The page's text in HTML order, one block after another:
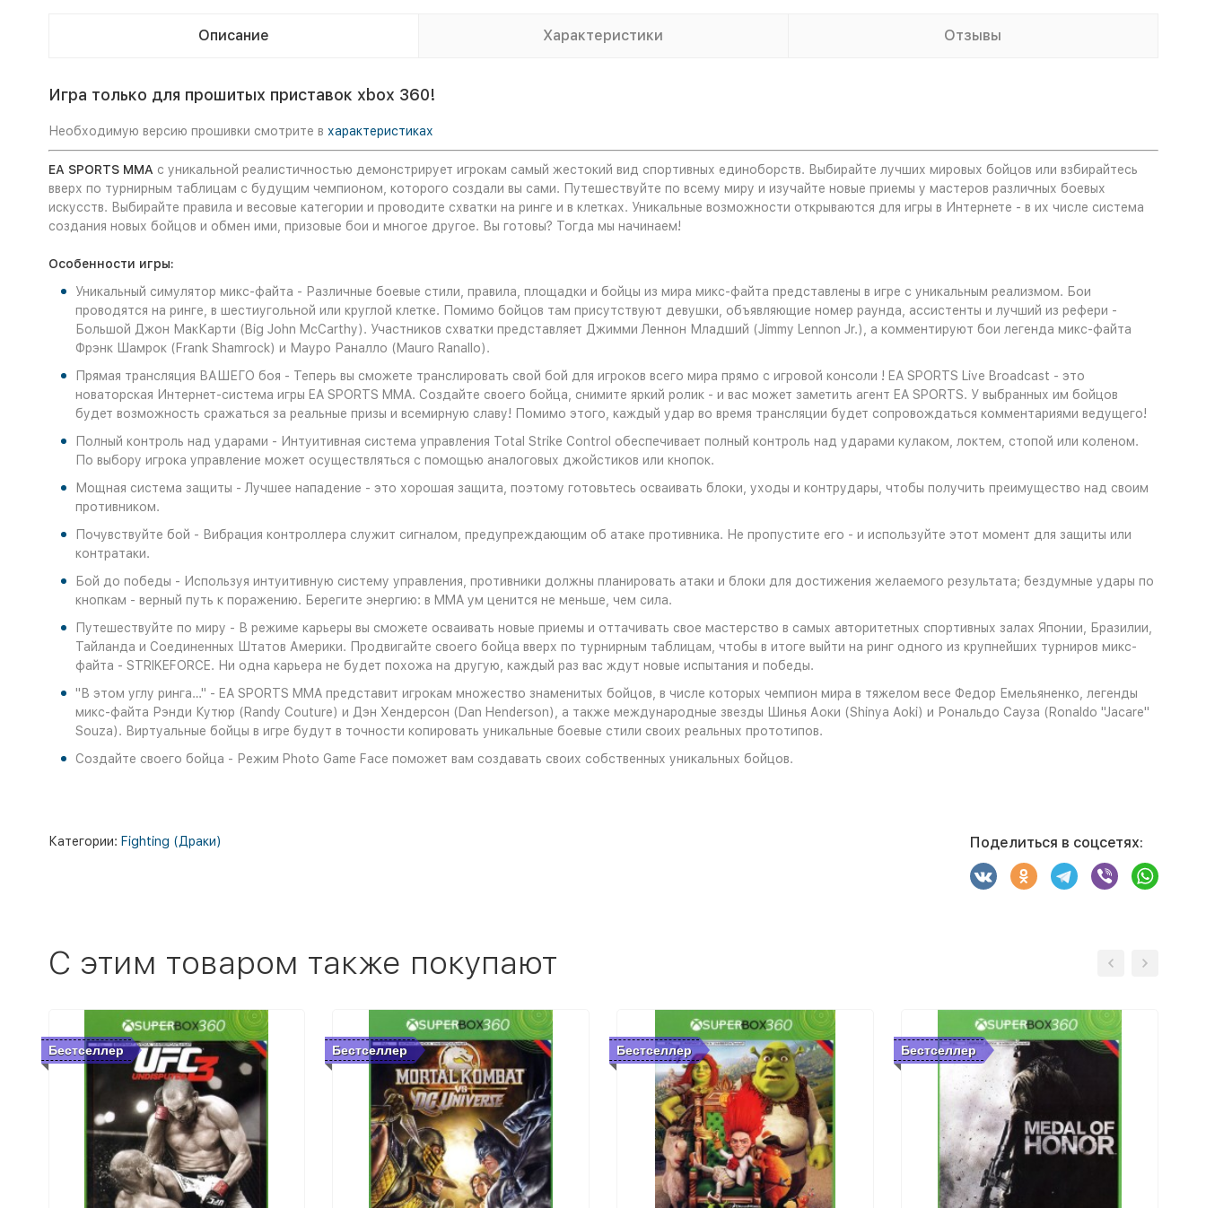
Описание Характеристики Отзывы
Игра только для прошитых приставок xbox 360!
Необходимую версию прошивки смотрите в характеристиках
EA SPORTS MMA с уникальной реалистичностью демонстрирует игрокам самый жестокий вид спортивных единоборств. Выбирайте лучших мировых бойцов или взбирайтесь
вверх по турнирным таблицам с будущим чемпионом, которого создали вы сами. Путешествуйте по всему миру и изучайте новые приемы у мастеров различных боевых
искусств. Выбирайте правила и весовые категории и проводите схватки на ринге и в клетках. Уникальные возможности открываются для игры в Интернете - в их числе система
создания новых бойцов и обмен ими, призовые бои и многое другое. Вы готовы? Тогда мы начинаем!
Особенности игры:
Уникальный симулятор микс-файта - Различные боевые стили, правила, площадки и бойцы из мира микс-файта представлены в игре с уникальным реализмом. Бои
проводятся на ринге, в шестиугольной или круглой клетке. Помимо бойцов там присутствуют девушки, объявляющие номер раунда, ассистенты и лучший из рефери -
Большой Джон МакКарти (Big John McCarthy). Участников схватки представляет Джимми Леннон Младший (Jimmy Lennon Jr.), а комментируют бои легенда микс-файта
Фрэнк Шамрок (Frank Shamrock) и Мауро Раналло (Mauro Ranallo).
Прямая трансляция ВАШЕГО боя - Теперь вы сможете транслировать свой бой для игроков всего мира прямо с игровой консоли ! EA SPORTS Live Broadcast - это
новаторская Интернет-система игры EA SPORTS MMA. Создайте своего бойца, снимите яркий ролик - и вас может заметить агент EA SPORTS. У выбранных им бойцов
будет возможность сражаться за реальные призы и всемирную славу! Помимо этого, каждый удар во время трансляции будет сопровождаться комментариями ведущего!
Полный контроль над ударами - Интуитивная система управления Total Strike Control обеспечивает полный контроль над ударами кулаком, локтем, стопой или коленом.
По выбору игрока управление может осуществляться с помощью аналоговых джойстиков или кнопок.
Мощная система защиты - Лучшее нападение - это хорошая защита, поэтому готовьтесь осваивать блоки, уходы и контрудары, чтобы получить преимущество над своим
противником.
Почувствуйте бой - Вибрация контроллера служит сигналом, предупреждающим об атаке противника. Не пропустите его - и используйте этот момент для защиты или
контратаки.
Бой до победы - Используя интуитивную систему управления, противники должны планировать атаки и блоки для достижения желаемого результата; бездумные удары по
кнопкам - верный путь к поражению. Берегите энергию: в MMA ум ценится не меньше, чем сила.
Путешествуйте по миру - В режиме карьеры вы сможете осваивать новые приемы и оттачивать свое мастерство в самых авторитетных спортивных залах Японии, Бразилии,
Тайланда и Соединенных Штатов Америки. Продвигайте своего бойца вверх по турнирным таблицам, чтобы в итоге выйти на ринг одного из крупнейших турниров микс-
файта - STRIKEFORCE. Ни одна карьера не будет похожа на другую, каждый раз вас ждут новые испытания и победы.
"В этом углу ринга…" - EA SPORTS MMA представит игрокам множество знаменитых бойцов, в числе которых чемпион мира в тяжелом весе Федор Емельяненко, легенды
микс-файта Рэнди Кутюр (Randy Couture) и Дэн Хендерсон (Dan Henderson), а также международные звезды Шинья Аоки (Shinya Aoki) и Рональдо Сауза (Ronaldo "Jacare"
Souza). Виртуальные бойцы в игре будут в точности копировать уникальные боевые стили своих реальных прототипов.
Создайте своего бойца - Режим Photo Game Face поможет вам создавать своих собственных уникальных бойцов.
Категории: Fighting (Драки) Поделиться в соцсетях:
C этим товаром также покупают
Бестселлер Бестселлер Бестселлер Бестселлер